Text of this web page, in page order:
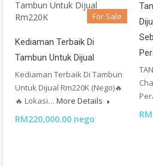
For Sale
Kediaman Terbaik Di
Tambun Untuk Dijual
Kediaman Terbaik Di Tambun
Untuk Dijual Rm220K (Nego)🔥
🔥 Lokasi… More Details
RM220,000.00 nego